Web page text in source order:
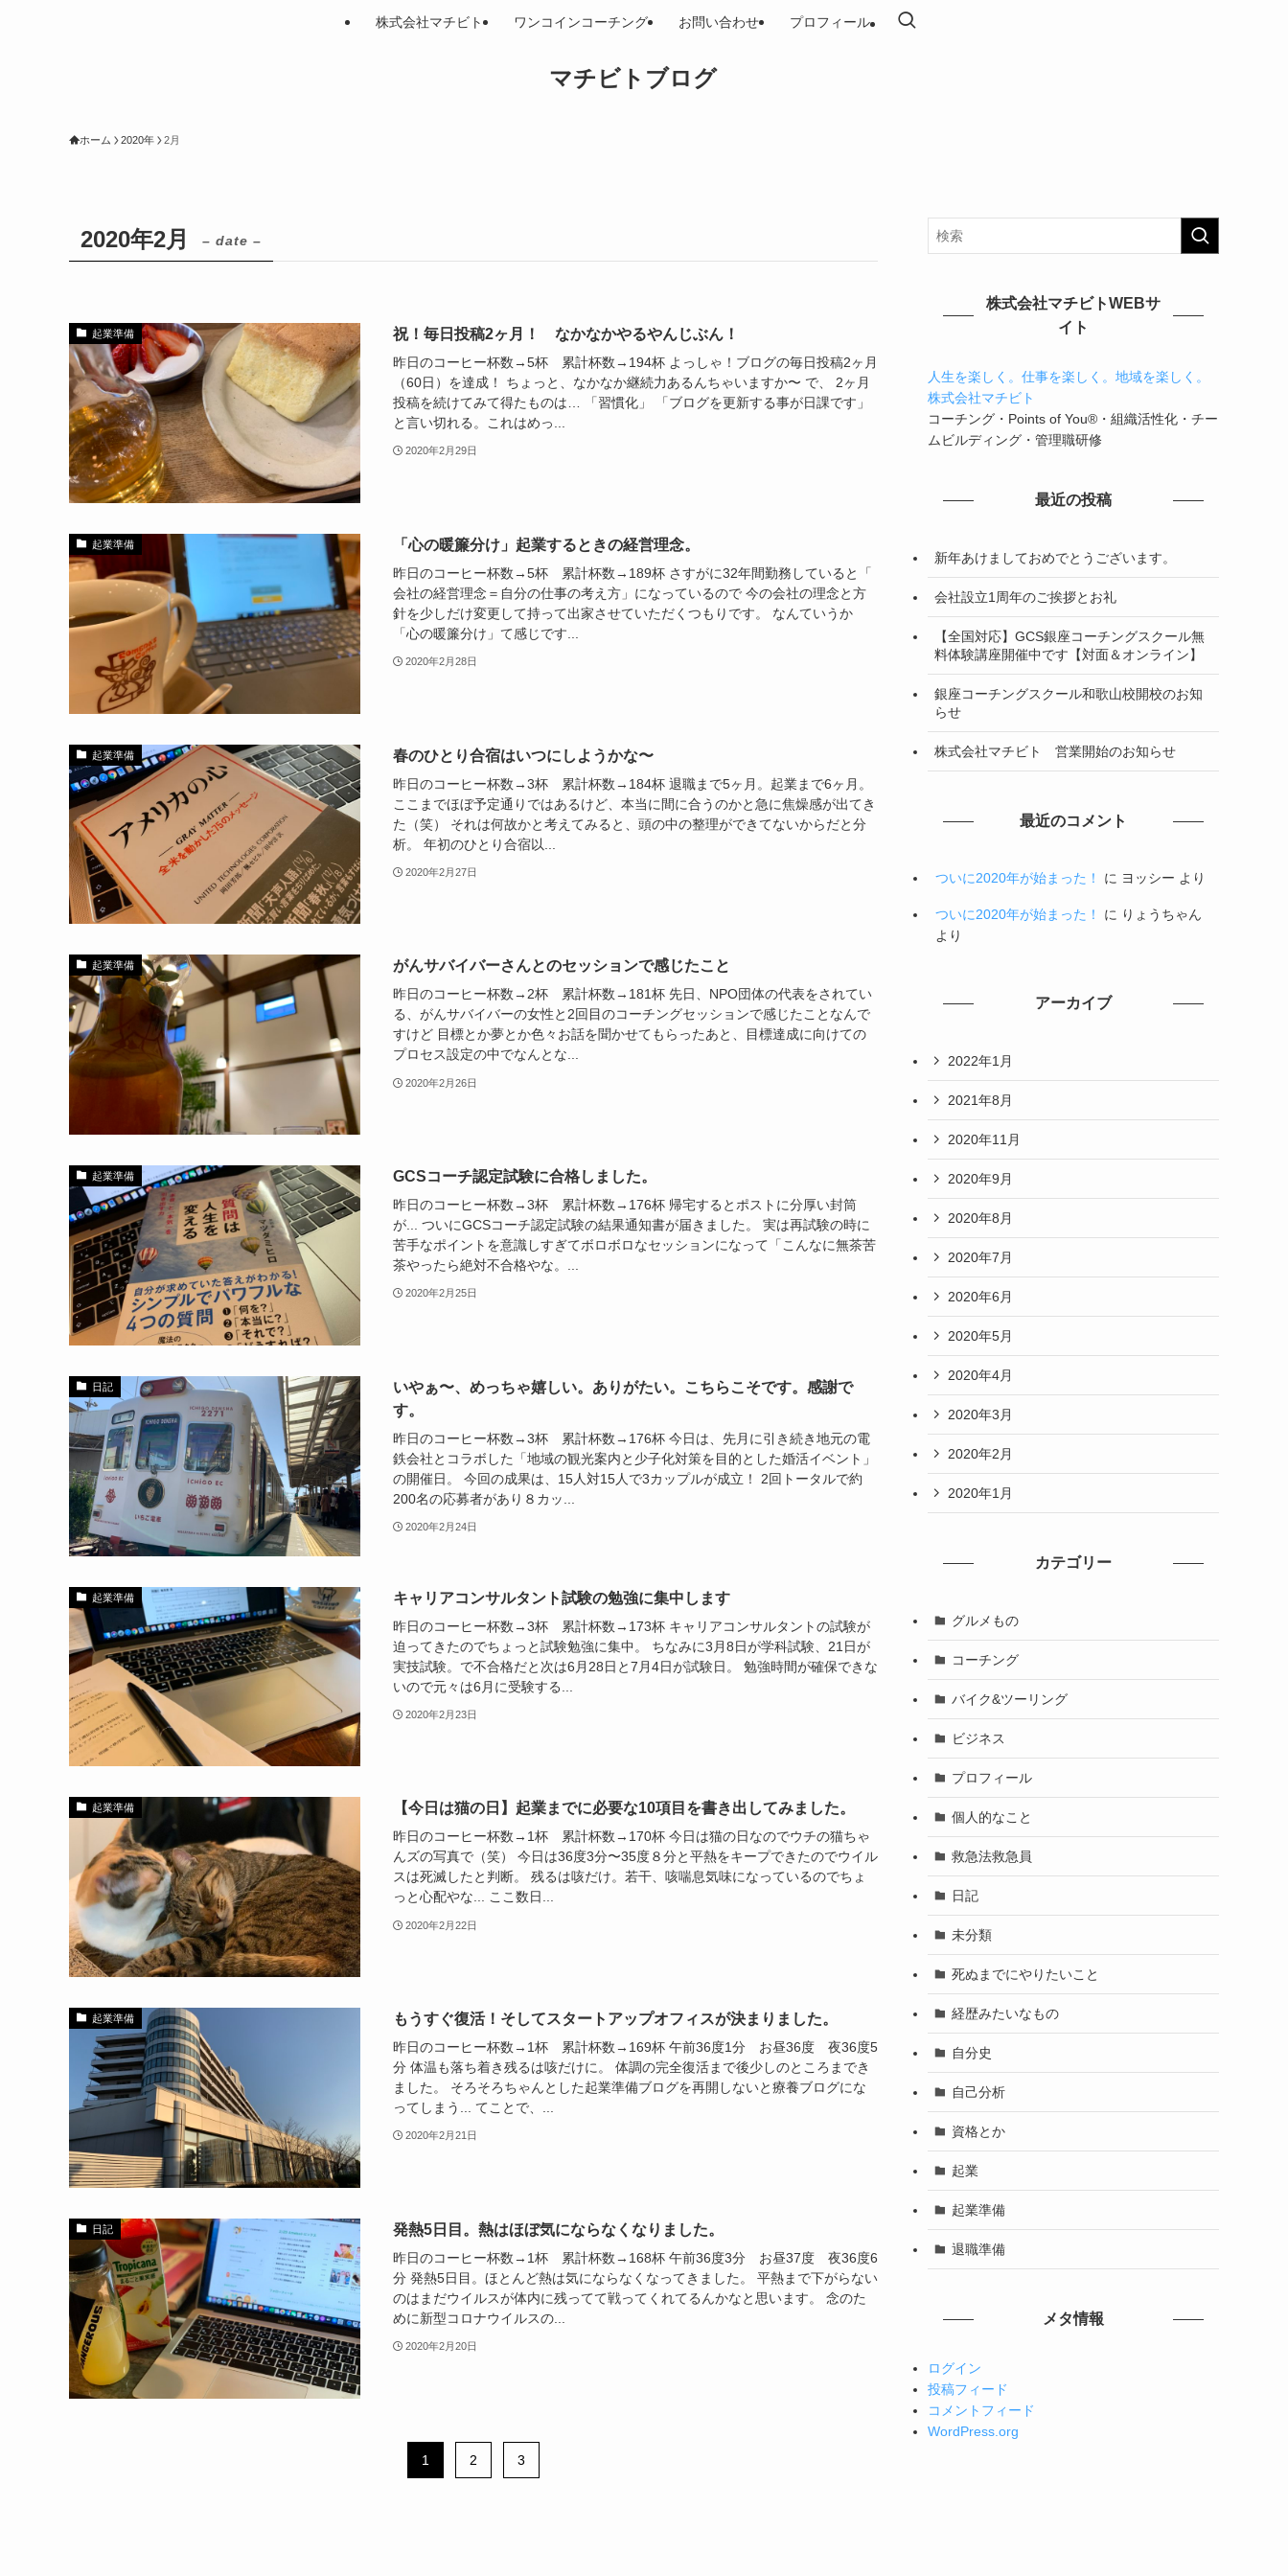
マチビトブログ
株式会社マチビト ワンコインコーチング お問い合わせ プロフィール
ホーム 2020年 2月
2020年2月 – date –
起業準備 祝！毎日投稿2ヶ月！ なかなかやるやんじぶん！
昨日のコーヒー杯数→5杯 累計杯数→194杯 よっしゃ！ブログの毎日投稿2ヶ月
（60日）を達成！ ちょっと、なかなか継続力あるんちゃいますか〜 で、 2ヶ月
投稿を続けてみて得たものは… 「習慣化」 「ブログを更新する事が日課です」
と言い切れる。これはめっ...
2020年2月29日
起業準備 「心の暖簾分け」起業するときの経営理念。
昨日のコーヒー杯数→5杯 累計杯数→189杯 さすがに32年間勤務していると「
会社の経営理念＝自分の仕事の考え方」になっているので 今の会社の理念と方
針を少しだけ変更して持って出家させていただくつもりです。 なんていうか
「心の暖簾分け」て感じです...
2020年2月28日
起業準備 春のひとり合宿はいつにしようかな〜
昨日のコーヒー杯数→3杯 累計杯数→184杯 退職まで5ヶ月。起業まで6ヶ月。
ここまでほぼ予定通りではあるけど、本当に間に合うのかと急に焦燥感が出てき
た（笑） それは何故かと考えてみると、頭の中の整理ができてないからだと分
析。 年初のひとり合宿以...
2020年2月27日
起業準備 がんサバイバーさんとのセッションで感じたこと
昨日のコーヒー杯数→2杯 累計杯数→181杯 先日、NPO団体の代表をされてい
る、がんサバイバーの女性と2回目のコーチングセッションで感じたことなんで
すけど 目標とか夢とか色々お話を聞かせてもらったあと、目標達成に向けての
プロセス設定の中でなんとな...
2020年2月26日
起業準備 GCSコーチ認定試験に合格しました。
昨日のコーヒー杯数→3杯 累計杯数→176杯 帰宅するとポストに分厚い封筒
が... ついにGCSコーチ認定試験の結果通知書が届きました。 実は再試験の時に
苦手なポイントを意識しすぎてボロボロなセッションになって「こんなに無茶苦
茶やったら絶対不合格やな。...
2020年2月25日
日記
いやぁ〜、めっちゃ嬉しい。ありがたい。こちらこそです。感謝で
す。
昨日のコーヒー杯数→3杯 累計杯数→176杯 今日は、先月に引き続き地元の電
鉄会社とコラボした「地域の観光案内と少子化対策を目的とした婚活イベント」
の開催日。 今回の成果は、15人対15人で3カップルが成立！ 2回トータルで約
200名の応募者があり８カッ...
2020年2月24日
起業準備 キャリアコンサルタント試験の勉強に集中します
昨日のコーヒー杯数→3杯 累計杯数→173杯 キャリアコンサルタントの試験が
迫ってきたのでちょっと試験勉強に集中。 ちなみに3月8日が学科試験、21日が
実技試験。で不合格だと次は6月28日と7月4日が試験日。 勉強時間が確保できな
いので元々は6月に受験する...
2020年2月23日
起業準備 【今日は猫の日】起業までに必要な10項目を書き出してみました。
昨日のコーヒー杯数→1杯 累計杯数→170杯 今日は猫の日なのでウチの猫ちゃ
んズの写真で（笑） 今日は36度3分〜35度８分と平熱をキープできたのでウイル
スは死滅したと判断。 残るは咳だけ。若干、咳喘息気味になっているのでちょ
っと心配やな... ここ数日...
2020年2月22日
起業準備 もうすぐ復活！そしてスタートアップオフィスが決まりました。
昨日のコーヒー杯数→1杯 累計杯数→169杯 午前36度1分 お昼36度 夜36度5
分 体温も落ち着き残るは咳だけに。 体調の完全復活まで後少しのところまでき
ました。 そろそろちゃんとした起業準備ブログを再開しないと療養ブログにな
ってしまう... てことで、...
2020年2月21日
日記 発熱5日目。熱はほぼ気にならなくなりました。
昨日のコーヒー杯数→1杯 累計杯数→168杯 午前36度3分 お昼37度 夜36度6
分 発熱5日目。ほとんど熱は気にならなくなってきました。 平熱まで下がらない
のはまだウイルスが体内に残ってて戦ってくれてるんかなと思います。 念のた
めに新型コロナウイルスの...
2020年2月20日
1 2 3
株式会社マチビトWEBサ
イト
人生を楽しく。仕事を楽しく。地域を楽しく。
株式会社マチビト
コーチング・Points of You®・組織活性化・チー
ムビルディング・管理職研修
最近の投稿
新年あけましておめでとうございます。
会社設立1周年のご挨拶とお礼
【全国対応】GCS銀座コーチングスクール無
料体験講座開催中です【対面＆オンライン】
銀座コーチングスクール和歌山校開校のお知
らせ
株式会社マチビト 営業開始のお知らせ
最近のコメント
ついに2020年が始まった！ に ヨッシー より
ついに2020年が始まった！ に りょうちゃん
より
アーカイブ
2022年1月
2021年8月
2020年11月
2020年9月
2020年8月
2020年7月
2020年6月
2020年5月
2020年4月
2020年3月
2020年2月
2020年1月
カテゴリー
グルメもの
コーチング
バイク&ツーリング
ビジネス
プロフィール
個人的なこと
救急法救急員
日記
未分類
死ぬまでにやりたいこと
経歴みたいなもの
自分史
自己分析
資格とか
起業
起業準備
退職準備
メタ情報
ログイン
投稿フィード
コメントフィード
WordPress.org